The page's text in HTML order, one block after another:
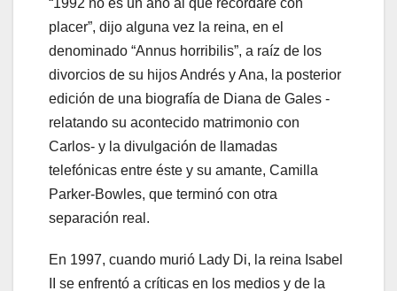
“1992 no es un año al que recordaré con
placer”, dijo alguna vez la reina, en el
denominado “Annus horribilis”, a raíz de los
divorcios de su hijos Andrés y Ana, la posterior
edición de una biografía de Diana de Gales -
relatando su acontecido matrimonio con
Carlos- y la divulgación de llamadas
telefónicas entre éste y su amante, Camilla
Parker-Bowles, que terminó con otra
separación real.
En 1997, cuando murió Lady Di, la reina Isabel
II se enfrentó a críticas en los medios y de la